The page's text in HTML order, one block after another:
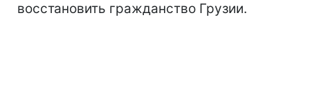
восстановить гражданство Грузии.